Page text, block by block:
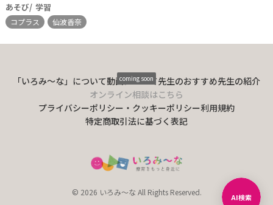
あそび 学習
コプラス 仙波香奈
「いろみ〜な」について動画について先生のおすすめ先生の紹介
オンライン相談はこちら
coming soon
プライバシーポリシー・クッキーポリシー利用規約
特定商取引法に基づく表記
© 2026 いろみ～な All Rights Reserved. AI検索